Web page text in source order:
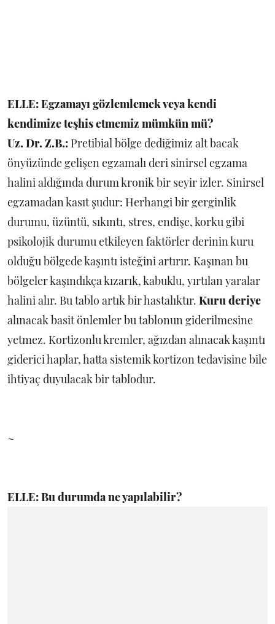
ELLE: Egzamayı gözlemlemek veya kendi
kendimize teşhis etmemiz mümkün mü?
Uz. Dr. Z.B.: Pretibial bölge dediğimiz alt bacak
önyüzünde gelişen egzamalı deri sinirsel egzama
halini aldığında durum kronik bir seyir izler. Sinirsel
egzamadan kasıt şudur: Herhangi bir gerginlik
durumu, üzüntü, sıkıntı, stres, endişe, korku gibi
psikolojik durumu etkileyen faktörler derinin kuru
olduğu bölgede kaşıntı isteğini artırır. Kaşınan bu
bölgeler kaşındıkça kızarık, kabuklu, yırtılan yaralar
halini alır. Bu tablo artık bir hastalıktır. Kuru deriye
alınacak basit önlemler bu tablonun giderilmesine
yetmez. Kortizonlu kremler, ağızdan alınacak kaşıntı
giderici haplar, hatta sistemik kortizon tedavisine bile
ihtiyaç duyulacak bir tablodur.
~
ELLE: Bu durumda ne yapılabilir?